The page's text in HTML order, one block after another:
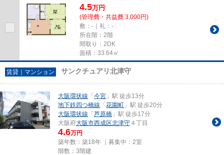
4.5万円
(管理費・共益費 3,000円)
敷：-｜礼：-
所在階：2階
間取り：2DK
面積：33.64㎡
賃貸｜マンション サンクチュアリ北津守
大阪環状線 「 今宮 」駅 徒歩13分
地下鉄四つ橋線 「 花園町 」駅 徒歩20分
大阪環状線 「 芦原橋 」駅 徒歩17分
大阪府大阪市西成区北津守 ４丁目
4.6万円
築年数：築18年 ｜募集中： 2室
階数：3階建